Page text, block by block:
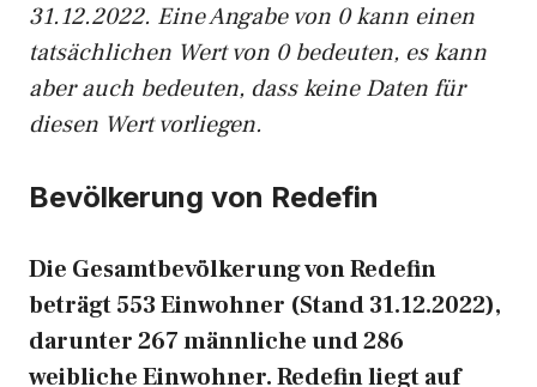
31.12.2022. Eine Angabe von 0 kann einen
tatsächlichen Wert von 0 bedeuten, es kann
aber auch bedeuten, dass keine Daten für
diesen Wert vorliegen.
Bevölkerung von Redefin
Die Gesamtbevölkerung von Redefin
beträgt 553 Einwohner (Stand 31.12.2022),
darunter 267 männliche und 286
weibliche Einwohner. Redefin liegt auf